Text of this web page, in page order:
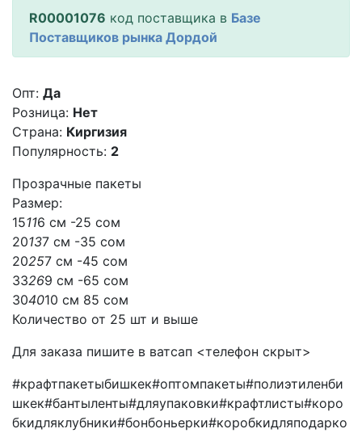
R00001076 код поставщика в Базе
Поставщиков рынка Дордой
Опт: Да
Розница: Нет
Страна: Киргизия
Популярность: 2
Прозрачные пакеты
Размер:
15116 см -25 сом
20137 см -35 сом
20257 см -45 сом
33269 см -65 сом
304010 см 85 сом
Количество от 25 шт и выше
Для заказа пишите в ватсап <телефон скрыт>
#крафтпакетыбишкек#оптомпакеты#полиэтиленби
шкек#бантыленты#дляупаковки#крафтлисты#коро
бкидляклубники#бонбоньерки#коробкидляподарко